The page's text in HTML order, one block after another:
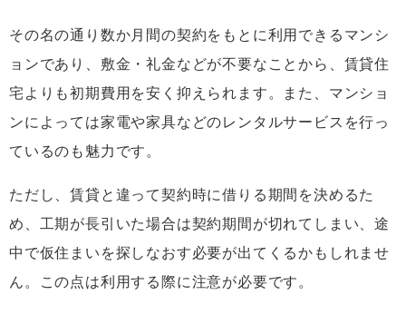
その名の通り数か月間の契約をもとに利用できるマンシ
ョンであり、敷金・礼金などが不要なことから、賃貸住
宅よりも初期費用を安く抑えられます。また、マンショ
ンによっては家電や家具などのレンタルサービスを行っ
ているのも魅力です。
ただし、賃貸と違って契約時に借りる期間を決めるた
め、工期が長引いた場合は契約期間が切れてしまい、途
中で仮住まいを探しなおす必要が出てくるかもしれませ
ん。この点は利用する際に注意が必要です。